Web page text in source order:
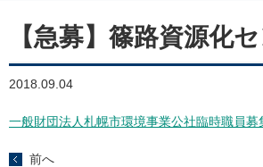
【急募】篠路資源化
2018.09.04
一般財団法人札幌市環境事業公社臨時職員
前へ